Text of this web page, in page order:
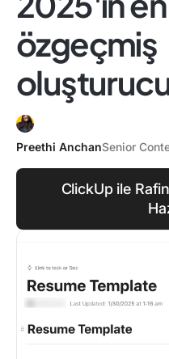
özgeçmiş
Preethi AnchanSenior
ClickUp ile